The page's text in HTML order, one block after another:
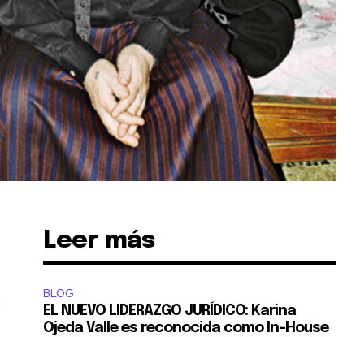
Leer más
BLOG
EL NUEVO LIDERAZGO JURÍDICO: Karina
Ojeda Valle es reconocida como In-House